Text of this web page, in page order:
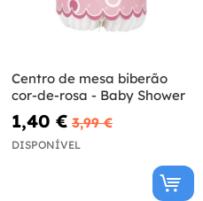
Centro de mesa biberão
cor-de-rosa - Baby Shower
1,40 € 3,99 €
DISPONÍVEL